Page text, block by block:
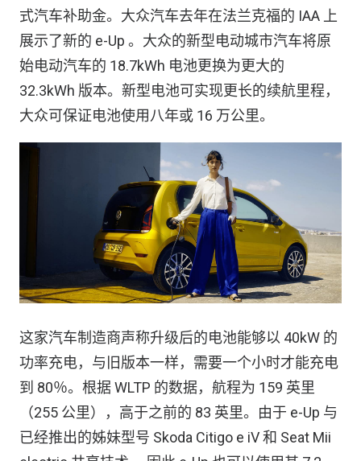
式汽车补助金。大众汽车去年在法兰克福的 IAA 上
展示了新的 e-Up 。大众的新型电动城市汽车将原
始电动汽车的 18.7kWh 电池更换为更大的
32.3kWh 版本。新型电池可实现更长的续航里程，
大众可保证电池使用八年或 16 万公里。
这家汽车制造商声称升级后的电池能够以 40kW 的
功率充电，与旧版本一样，需要一个小时才能充电
到 80％。根据 WLTP 的数据，航程为 159 英里
（255 公里），高于之前的 83 英里。由于 e-Up 与
已经推出的姊妹型号 Skoda Citigo e iV 和 Seat Mii